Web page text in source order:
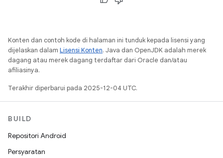
Konten dan contoh kode di halaman ini tunduk kepada lisensi yang
dijelaskan dalam Lisensi Konten. Java dan OpenJDK adalah merek
dagang atau merek dagang terdaftar dari Oracle dan/atau
afiliasinya.
Terakhir diperbarui pada 2025-12-04 UTC.
BUILD
Repositori Android
Persyaratan